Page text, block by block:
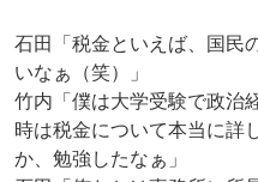
石田「税金といえば、国民
いなぁ（笑）」
竹内「僕は大学受験で政治
時は税金について本当に詳
か、勉強したなぁ」